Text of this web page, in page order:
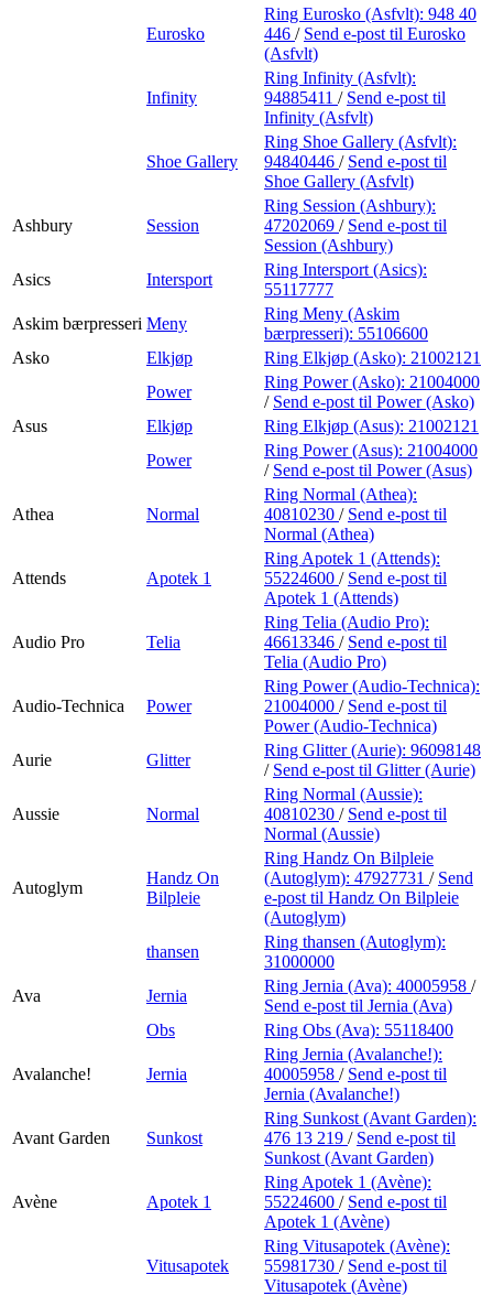
Eurosko
Ring Eurosko (Asfvlt): 948 40
446 / Send e-post til Eurosko
(Asfvlt)
Infinity
Ring Infinity (Asfvlt):
94885411 / Send e-post til
Infinity (Asfvlt)
Shoe Gallery
Ring Shoe Gallery (Asfvlt):
94840446 / Send e-post til
Shoe Gallery (Asfvlt)
Ashbury Session
Ring Session (Ashbury):
47202069 / Send e-post til
Session (Ashbury)
Asics
Intersport
Ring Intersport (Asics):
55117777
Askim bærpresseri Meny
Ring Meny (Askim
bærpresseri): 55106600
Asko
Elkjøp Ring Elkjøp (Asko): 21002121
Power
Ring Power (Asko): 21004000
/ Send e-post til Power (Asko)
Asus
Elkjøp Ring Elkjøp (Asus): 21002121
Power
Ring Power (Asus): 21004000
/ Send e-post til Power (Asus)
Athea Normal
Ring Normal (Athea):
40810230 / Send e-post til
Normal (Athea)
Attends Apotek 1
Ring Apotek 1 (Attends):
55224600 / Send e-post til
Apotek 1 (Attends)
Audio Pro Telia
Ring Telia (Audio Pro):
46613346 / Send e-post til
Telia (Audio Pro)
Audio-Technica Power
Ring Power (Audio-Technica):
21004000 / Send e-post til
Power (Audio-Technica)
Aurie
Glitter
Ring Glitter (Aurie): 96098148
/ Send e-post til Glitter (Aurie)
Aussie Normal
Ring Normal (Aussie):
40810230 / Send e-post til
Normal (Aussie)
Autoglym
Handz On
Bilpleie
Ring Handz On Bilpleie
(Autoglym): 47927731 / Send
e-post til Handz On Bilpleie
(Autoglym)
thansen
Ring thansen (Autoglym):
31000000
Ava
Jernia
Ring Jernia (Ava): 40005958 /
Send e-post til Jernia (Ava)
Obs
Ring Obs (Ava): 55118400
Avalanche! Jernia
Ring Jernia (Avalanche!):
40005958 / Send e-post til
Jernia (Avalanche!)
Avant Garden Sunkost
Ring Sunkost (Avant Garden):
476 13 219 / Send e-post til
Sunkost (Avant Garden)
Avène Apotek 1
Ring Apotek 1 (Avène):
55224600 / Send e-post til
Apotek 1 (Avène)
Vitusapotek
Ring Vitusapotek (Avène):
55981730 / Send e-post til
Vitusapotek (Avène)